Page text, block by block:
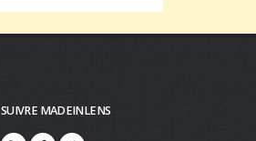
SUIVRE MADEINLENS